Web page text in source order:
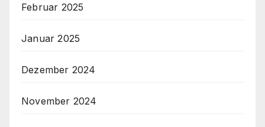
Februar 2025
Januar 2025
Dezember 2024
November 2024